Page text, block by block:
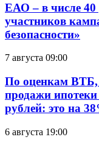
ЕАО – в числе 40
участников
безопасности»
7 августа 09:00
По оценкам ВТБ,
продажи
рублей: это на
6 августа 19:00